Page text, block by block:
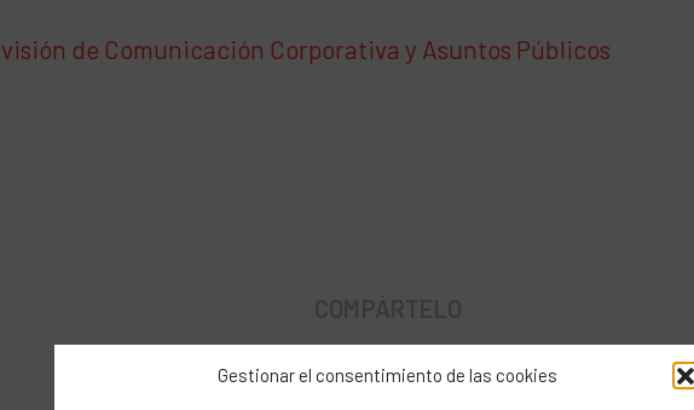
Gestionar el consentimiento de las cookies
de Comunicación Corporativa y Asuntos Públicos